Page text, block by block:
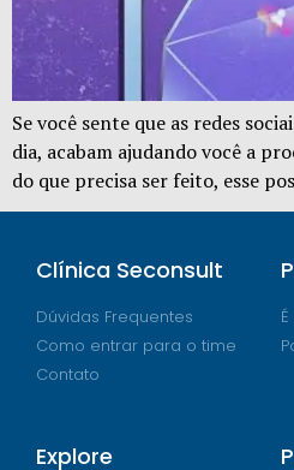
Se você sente que as redes
dia, acabam ajudando você a
do que precisa ser feito, esse
Clínica Seconsult
Dúvidas Frequentes
Como entrar para o time
Contato
Explore